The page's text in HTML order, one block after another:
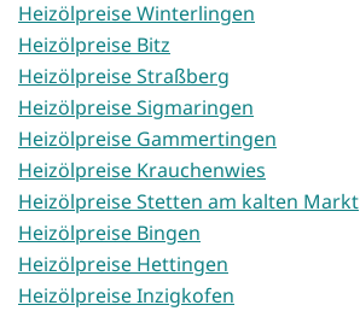
Heizölpreise Winterlingen
Heizölpreise Bitz
Heizölpreise Straßberg
Heizölpreise Sigmaringen
Heizölpreise Gammertingen
Heizölpreise Krauchenwies
Heizölpreise Stetten am kalten Markt
Heizölpreise Bingen
Heizölpreise Hettingen
Heizölpreise Inzigkofen